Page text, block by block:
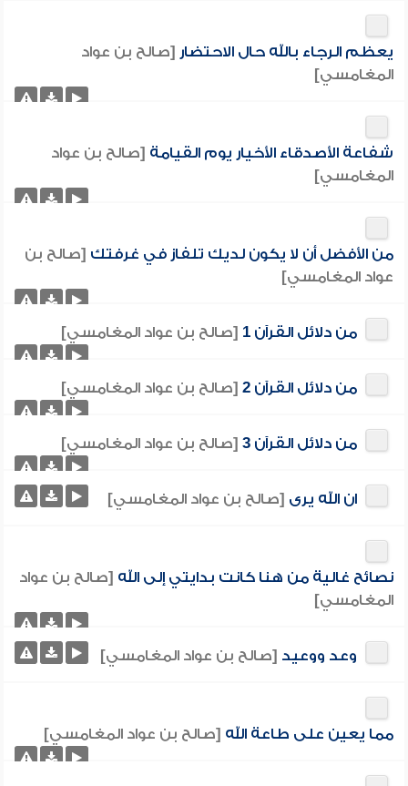
يعظم الرجاء بالله حال الاحتضار [صالح بن عواد
المغامسي]
شفاعة الأصدقاء الأخيار يوم القيامة [صالح بن عواد
المغامسي]
من الأفضل أن لا يكون لديك تلفاز في غرفتك [صالح بن
عواد المغامسي]
من دلائل القرآن 1 [صالح بن عواد المغامسي]
من دلائل القرآن 2 [صالح بن عواد المغامسي]
من دلائل القرآن 3 [صالح بن عواد المغامسي]
ان الله يرى [صالح بن عواد المغامسي]
نصائح غالية من هنا كانت بدايتي إلى الله [صالح بن عواد
المغامسي]
وعد ووعيد [صالح بن عواد المغامسي]
مما يعين على طاعة الله [صالح بن عواد المغامسي]